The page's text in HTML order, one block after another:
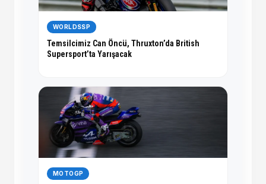
WORLDSSP
Temsilcimiz Can Öncü, Thruxton’da British
Supersport’ta Yarışacak
MOTOGP